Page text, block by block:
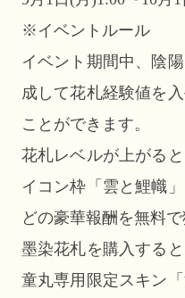
※イベントルール
イベント期間中、陰
成して花札経験値を
ことができます。
花札レベルが上がる
イコン枠「雲と鯉幟
どの豪華報酬を無料で
墨染花札を購入する
童丸専用限定スキン